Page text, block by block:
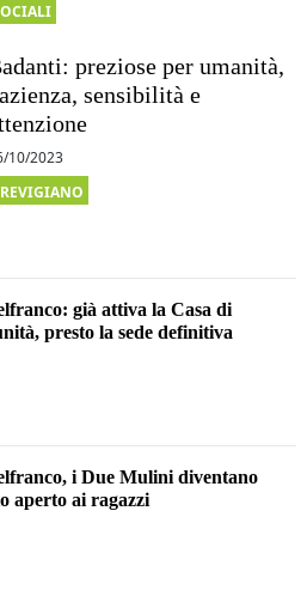
preziose per umanità,
sensibilità e
10/2023
già attiva la Casa di
presto la sede definitiva
i Due Mulini diventano
aperto ai ragazzi